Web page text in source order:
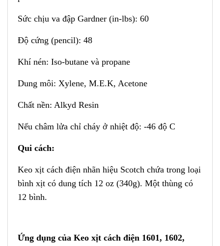
Sức chịu va đập Gardner (in-lbs): 60
Độ cứng (pencil): 48
Khí nén: Iso-butane và propane
Dung môi: Xylene, M.E.K, Acetone
Chất nền: Alkyd Resin
Nếu châm lửa chỉ cháy ở nhiệt độ: -46 độ C
Qui cách:
Keo xịt cách điện nhãn hiệu Scotch chứa trong loại
bình xịt có dung tích 12 oz (340g). Một thùng có
12 bình.
Ứng dụng của Keo xịt cách điện 1601, 1602,